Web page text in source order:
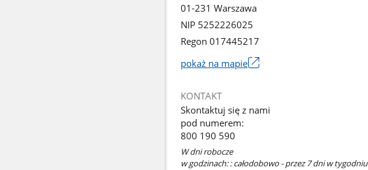
01-231 Warszawa
NIP 5252226025
Regon 017445217
pokaż na mapie
się
w
nowym
oknie
KONTAKT
Skontaktuj się z nami
pod numerem:
800 190 590
W dni robocze
w godzinach: : całodobowo - przez 7 dni w tygodniu